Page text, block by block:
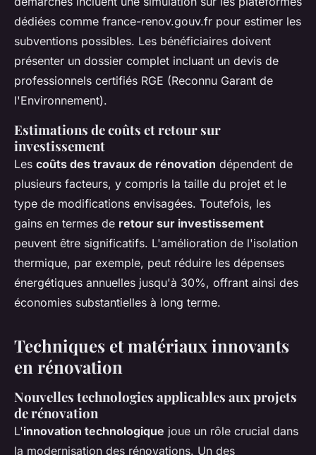
dédiées comme france-renov.gouv.fr pour estimer les
subventions possibles. Les bénéficiaires doivent
présenter un dossier complet incluant un devis de
professionnels certifiés RGE (Reconnu Garant de
l'Environnement).
Estimations de coûts et retour sur
investissement
Les coûts des travaux de rénovation dépendent de
plusieurs facteurs, y compris la taille du projet et le
type de modifications envisagées. Toutefois, les
gains en termes de retour sur investissement
peuvent être significatifs. L'amélioration de l'isolation
thermique, par exemple, peut réduire les dépenses
énergétiques annuelles jusqu'à 30%, offrant ainsi des
économies substantielles à long terme.
Techniques et matériaux innovants
en rénovation
Nouvelles technologies applicables aux projets
de rénovation
L'innovation technologique joue un rôle crucial dans
la modernisation des rénovations. Un des